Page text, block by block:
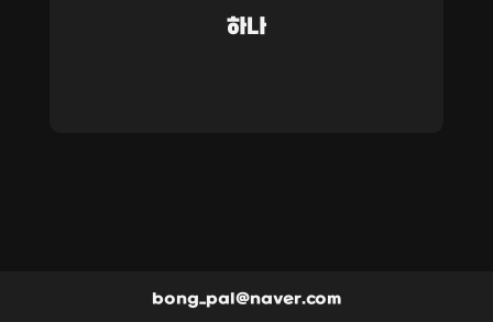
하나
bong_pal@naver.com